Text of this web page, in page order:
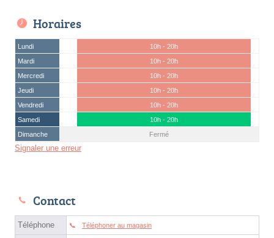
Horaires
Lundi
10h - 20h
Mardi
10h - 20h
Mercredi
10h - 20h
Jeudi
10h - 20h
Vendredi
10h - 20h
Samedi
10h - 20h
Dimanche
Fermé
Signaler une erreur
Contact
Téléphone Téléphoner au magasin